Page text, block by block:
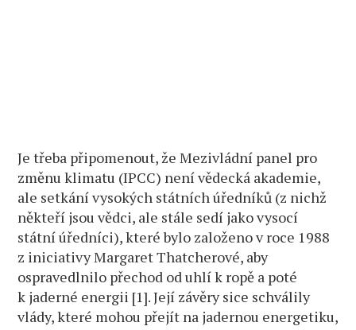
Je třeba připomenout, že Mezivládní panel pro
změnu klimatu (IPCC) není vědecká akademie,
ale setkání vysokých státních úředníků (z nichž
někteří jsou vědci, ale stále sedí jako vysocí
státní úředníci), které bylo založeno v roce 1988
z iniciativy Margaret Thatcherové, aby
ospravedlnilo přechod od uhlí k ropě a poté
k jaderné energii [1]. Její závěry sice schválily
vlády, které mohou přejít na jadernou energetiku,